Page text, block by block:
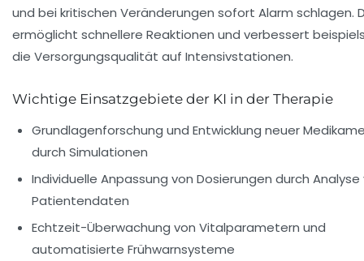
und bei kritischen Veränderungen sofort Alarm schlagen.
ermöglicht schnellere Reaktionen und verbessert
die Versorgungsqualität auf Intensivstationen.
Wichtige Einsatzgebiete der KI in der Therapie
Grundlagenforschung und Entwicklung neuer
durch Simulationen
Individuelle Anpassung von Dosierungen durch Analyse
Patientendaten
Echtzeit-Überwachung von Vitalparametern und
automatisierte Frühwarnsysteme